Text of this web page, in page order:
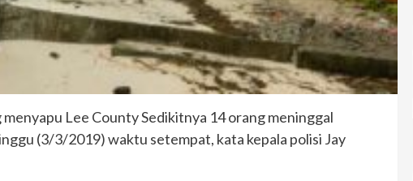
Lee County Sedikitnya 14 orang meninggal
(3/3/2019) waktu setempat, kata kepala polisi Jay